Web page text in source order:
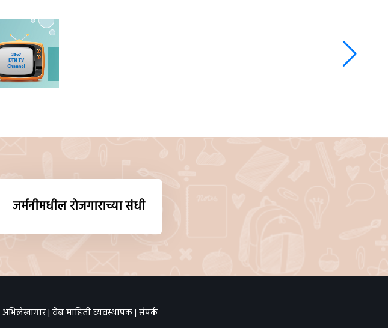
जर्मनीमधील रोजगाराच्या संधी
अभिलेखागार| वेब माहिती व्यवस्थापक| संपर्क